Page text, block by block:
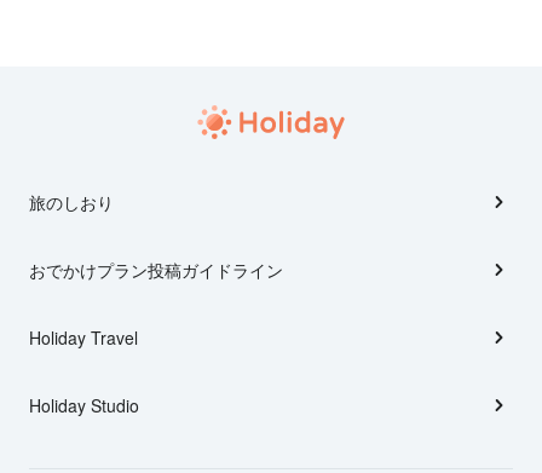
旅のしおり
おでかけプラン投稿ガイドライン
Holiday Travel
Holiday Studio